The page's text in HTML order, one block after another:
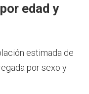
edad y
estimada de
por sexo y